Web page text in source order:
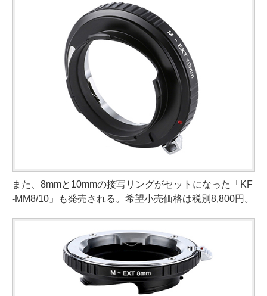
また、8mmと10mmの接写リングがセットになった「KF
-MM8/10」も発売される。希望小売価格は税別8,800円。